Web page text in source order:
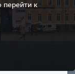
перейти к